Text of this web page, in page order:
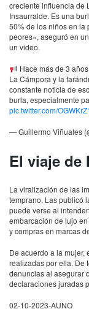
creciente influencia de
Insaurralde. Es una
50% de los niños en la
peores», aseguró en
un video.
Hace más de 3
La Cámpora y la
constante noticia de
burla, especialmente
pic.twitter.com/
— Guillermo Viñuales
El viaje de
La viralización de las
temprano. Las publicó
puede verse al
embarcación de lujo
y compras en marcas
De acuerdo a la mujer,
realizadas por ella. De
denuncias al asegurar
declaraciones juradas
02-10-2023-AUNO